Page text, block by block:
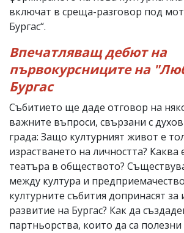
включат в среща-разговор под
Бургас“.
Впечатляващ дебют на
първокурсниците на
Бургас
Събитието ще даде отговор на
важните въпроси, свързани с
града: Защо културният живот е
израстването на личността? Каква
театъра в обществото?
между култура и
културните събития допринасят
развитие на Бургас? Как да
партньорства, които да са полезни